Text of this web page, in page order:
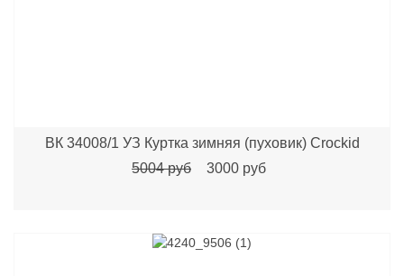
ВК 34008/1 УЗ Куртка зимняя (пуховик) Crockid
5004 руб
3000 руб